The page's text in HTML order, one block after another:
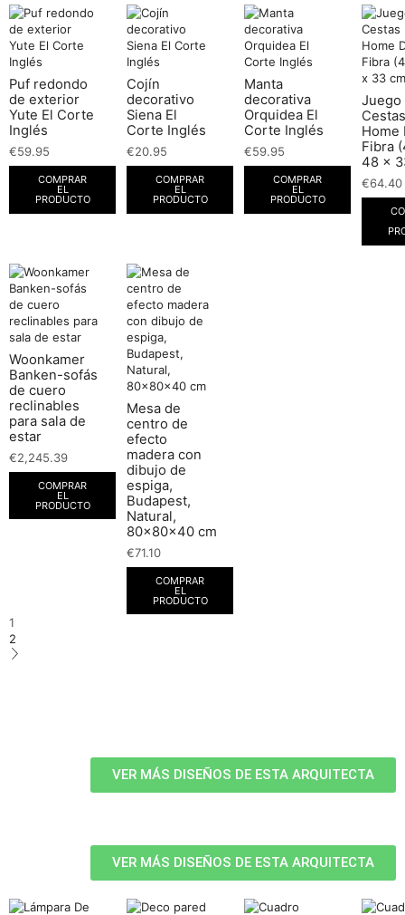
Puf redondo
de exterior
Yute El Corte
Inglés
€59.95
COMPRAR
EL
PRODUCTO
Cojín
decorativo
Siena El
Corte Inglés
€20.95
COMPRAR
EL
PRODUCTO
Manta
decorativa
Orquidea El
Corte Inglés
€59.95
COMPRAR
EL
PRODUCTO
Juego
Home
Fibra
48 x
€64.40
Woonkamer
Banken-sofás
de cuero
reclinables
para sala de
estar
€2,245.39
COMPRAR
EL
PRODUCTO
Mesa de
centro de
efecto
madera con
dibujo de
espiga,
Budapest,
Natural,
80x80x40 cm
€71.10
COMPRAR
EL
PRODUCTO
1
2
VER MÁS DISEÑOS DE ESTA ARQUITECTA
VER MÁS DISEÑOS DE ESTA ARQUITECTA